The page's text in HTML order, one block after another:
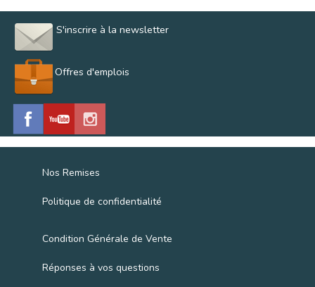
S'inscrire à la newsletter
Offres d'emplois
Nos Remises
Politique de confidentialité
Condition Générale de Vente
Réponses à vos questions